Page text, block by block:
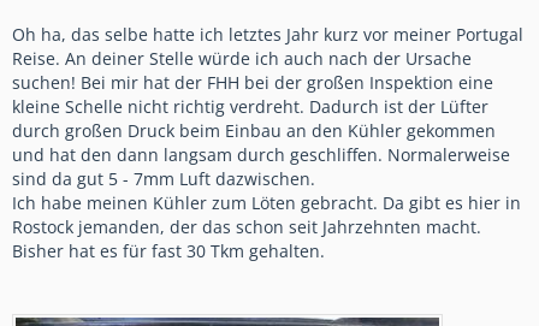
Oh ha, das selbe hatte ich letztes Jahr kurz vor meiner Portugal
Reise. An deiner Stelle würde ich auch nach der Ursache
suchen! Bei mir hat der FHH bei der großen Inspektion eine
kleine Schelle nicht richtig verdreht. Dadurch ist der Lüfter
durch großen Druck beim Einbau an den Kühler gekommen
und hat den dann langsam durch geschliffen. Normalerweise
sind da gut 5 - 7mm Luft dazwischen.
Ich habe meinen Kühler zum Löten gebracht. Da gibt es hier in
Rostock jemanden, der das schon seit Jahrzehnten macht.
Bisher hat es für fast 30 Tkm gehalten.